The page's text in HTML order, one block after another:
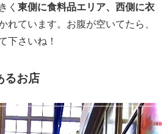
く 東側に食料品エリア、西側に衣
れています。お腹が空いてたら、
下さいね！
るお店